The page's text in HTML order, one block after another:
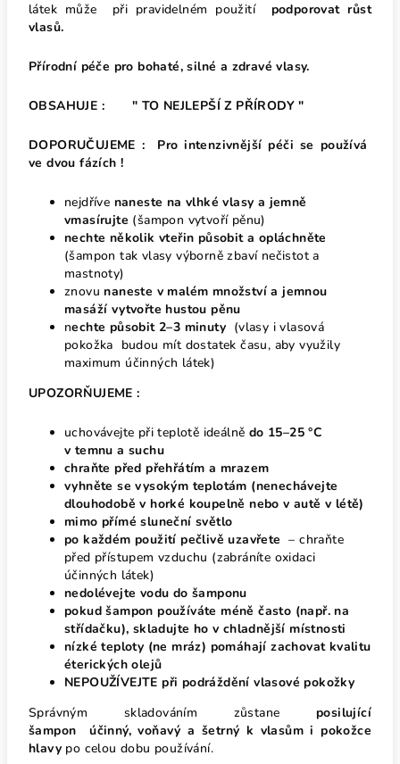
látek může při pravidelném použití podporovat růst
vlasů.
Přírodní péče pro bohaté, silné a zdravé vlasy.
OBSAHUJE : " TO NEJLEPŠÍ Z PŘÍRODY "
DOPORUČUJEME : Pro intenzivnější péči se používá
ve dvou fázích !
nejdříve naneste na vlhké vlasy a jemně
vmasírujte (šampon vytvoří pěnu)
nechte několik vteřin působit a opláchněte
(šampon tak vlasy výborně zbaví nečistot a
mastnoty)
znovu naneste v malém množství a jemnou
masáží vytvořte hustou pěnu
nechte působit 2–3 minuty (vlasy i vlasová
pokožka budou mít dostatek času, aby využily
maximum účinných látek)
UPOZORŇUJEME :
uchovávejte při teplotě ideálně do 15–25 °C
v temnu a suchu
chraňte před přehřátím a mrazem
vyhněte se vysokým teplotám (nenechávejte
dlouhodobě v horké koupelně nebo v autě v létě)
mimo přímé sluneční světlo
po každém použití pečlivě uzavřete – chraňte
před přístupem vzduchu (zabráníte oxidaci
účinných látek)
nedolévejte vodu do šamponu
pokud šampon používáte méně často (např. na
střídačku), skladujte ho v chladnější místnosti
nízké teploty (ne mráz) pomáhají zachovat kvalitu
éterických olejů
NEPOUŽÍVEJTE při podráždění vlasové pokožky
Správným skladováním zůstane posilující
šampon
účinný, voňavý a šetrný k vlasům i pokožce
hlavy po celou dobu používání.